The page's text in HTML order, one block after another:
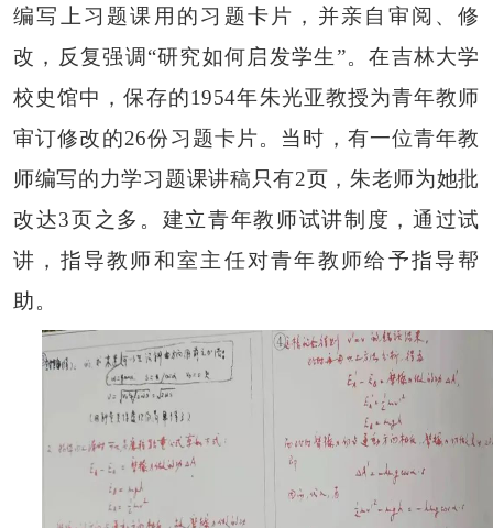
编写上习题课用的习题卡片，并亲自审阅、修
改，反复强调 “研究如何启发学生”。在吉林大学
校史馆中，保存的1954年朱光亚教授为青年教师
审订修改的26份习题卡片。当时，有一位青年教
师编写的力学习题课讲稿只有2页，朱老师为她批
改达3页之多。建立青年教师试讲制度，通过试
讲，指导教师和室主任对青年教师给予指导帮
助。